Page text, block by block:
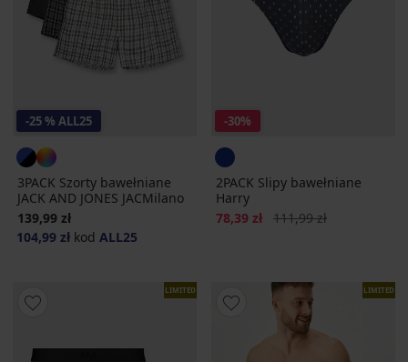
-25 % ALL25
3PACK Szorty bawełniane
JACK AND JONES JACMilano
139,99 zł
104,99 zł kod ALL25
-30%
2PACK Slipy bawełniane
Harry
Zniżka
78,39 zł Pierwotna cena
111,99 zł
LIMITED LIMITED